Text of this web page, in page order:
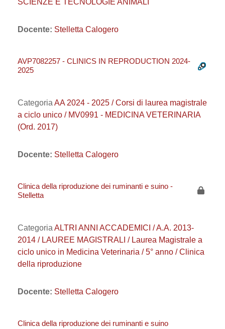
SCIENZE E TECNOLOGIE ANIMALI
Docente: Stelletta Calogero
AVP7082257 - CLINICS IN REPRODUCTION 2024-
2025
Categoria AA 2024 - 2025 / Corsi di laurea magistrale
a ciclo unico / MV0991 - MEDICINA VETERINARIA
(Ord. 2017)
Docente: Stelletta Calogero
Clinica della riproduzione dei ruminanti e suino -
Stelletta
Categoria ALTRI ANNI ACCADEMICI / A.A. 2013-
2014 / LAUREE MAGISTRALI / Laurea Magistrale a
ciclo unico in Medicina Veterinaria / 5° anno / Clinica
della riproduzione
Docente: Stelletta Calogero
Clinica della riproduzione dei ruminanti e suino